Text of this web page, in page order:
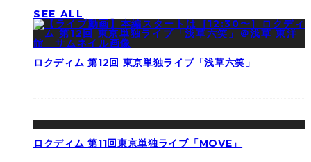
SEE ALL
ロクディム 第12回 東京単独ライブ「浅草六笑」
ロクディム 第11回東京単独ライブ「MOVE」